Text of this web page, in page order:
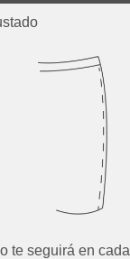
te seguirá en cada